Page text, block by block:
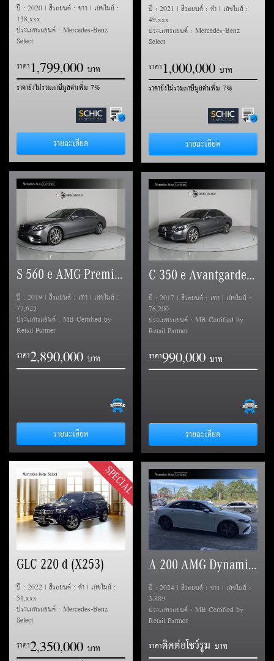
ปี : 2020 | สีรถยนต์ : ขาว | เลขไมล์ :
138,xxx
ประเภทรถยนต์ : Mercedes-Benz
Select
ราคา1,799,000
ราคายังไม่รวมภาษีมูลค่าเพิ่ม 7%
รายละเอียด
ปี : 2021 | สีรถยนต์ : ดำ | เลขไมล์ :
49,xxx
ประเภทรถยนต์ : Mercedes-Benz
Select
ราคา1,000,000
ราคายังไม่รวมภาษีมูลค่าเพิ่ม 7%
รายละเอียด
S 560 e AMG Premium (V222)
ปี : 2019 | สีรถยนต์ : เทา | เลขไมล์ :
77,623
ประเภทรถยนต์ : MB Certified by
Retail Partner
ราคา2,890,000
รายละเอียด
C 350 e Avantgarde (W205)
ปี : 2017 | สีรถยนต์ : เทา | เลขไมล์ :
76,200
ประเภทรถยนต์ : MB Certified by
Retail Partner
ราคา990,000
รายละเอียด
SPECIAL
GLC 220 d (X253)
ปี : 2022 | สีรถยนต์ : ดำ | เลขไมล์ :
51,xxx
ประเภทรถยนต์ : Mercedes-Benz
Select
ราคา2,350,000
A 200 AMG Dynamic (V177)
ปี : 2024 | สีรถยนต์ : ขาว | เลขไมล์ :
3,889
ประเภทรถยนต์ : MB Certified by
Retail Partner
ราคาติดต่อโชว์รูม